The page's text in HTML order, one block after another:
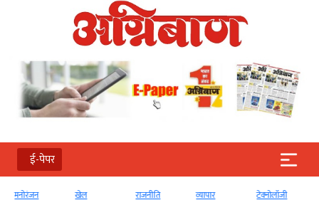
ई-पेपर
खेल राजनीति व्‍यापार टेक्‍नोलॉजी Global